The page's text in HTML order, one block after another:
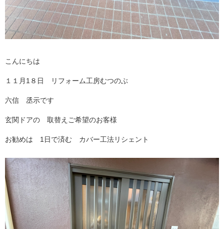
こんにちは
１１月1８日 リフォーム工房むつのぶ
六信 丞示です
玄関ドアの 取替えご希望のお客様
お勧めは 1日で済む カバー工法リシェント